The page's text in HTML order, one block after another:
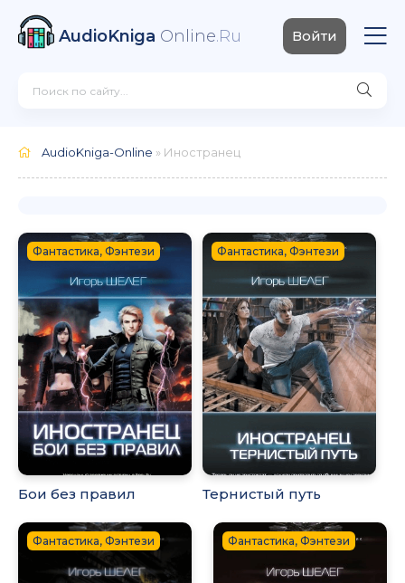
AudioKniga Online.Ru Войти
AudioKniga-Online » Иностранец
Фантастика, Фэнтези
Бои без правил
Фантастика, Фэнтези
Тернистый путь
Фантастика, Фэнтези Фантастика, Фэнтези